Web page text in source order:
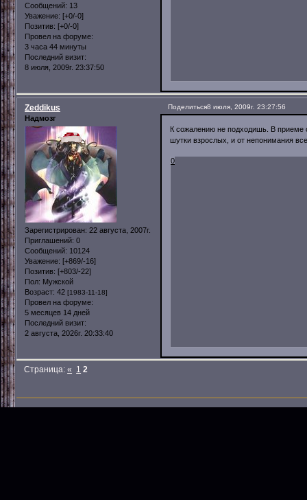
Сообщений: 13
Уважение: [+0/-0]
Позитив: [+0/-0]
Провел на форуме:
3 часа 44 минуты
Последний визит:
8 июля, 2009г. 23:37:50
Поделиться8 июля, 2009г. 23:27:56
Zeddikus
Надмозг
Зарегистрирован: 22 августа, 2007г.
Приглашений: 0
Сообщений: 10124
Уважение: [+869/-16]
Позитив: [+803/-22]
Пол: Мужской
Возраст: 42 [1983-11-18]
Провел на форуме:
5 месяцев 14 дней
Последний визит:
2 августа, 2026г. 20:33:40
К сожалению не подходишь. В приеме
шутки взрослых, и от непонимания
0
Страница:« 1 2